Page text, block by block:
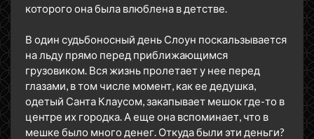
которого она была влюблена в детстве.
В один судьбоносный день Слоун поскальзывается
на льду прямо перед приближающимся
грузовиком. Вся жизнь пролетает у нее перед
глазами, в том числе момент, как ее дедушка,
одетый Санта Клаусом, закапывает мешок где-то в
центре их городка. А еще она вспоминает, что в
мешке было много денег. Откуда были эти деньги?